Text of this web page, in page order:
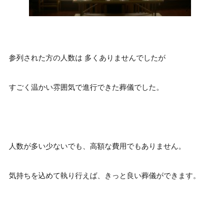
参列された方の人数は 多くありませんでしたが
すごく温かい雰囲気で進行できた葬儀でした。
人数が多い少ないでも、高額な費用でもありません。
気持ちを込めて執り行えば、きっと良い葬儀ができます。